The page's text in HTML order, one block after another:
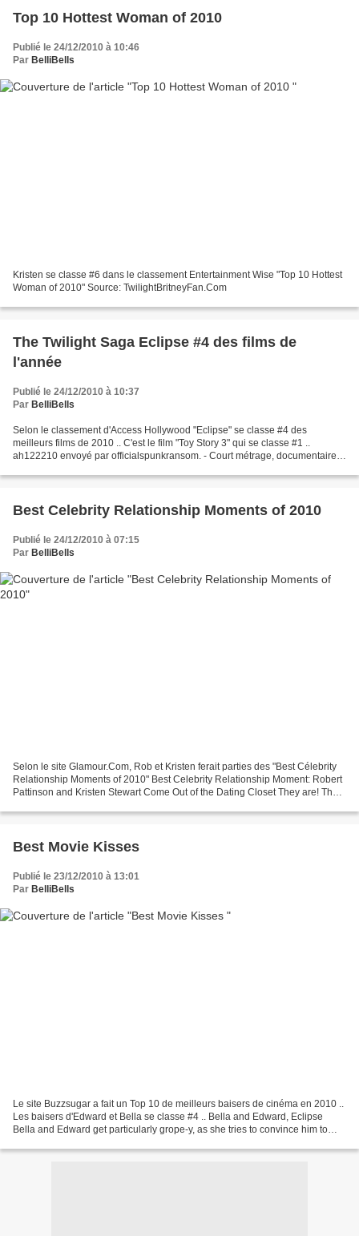
Top 10 Hottest Woman of 2010
Publié le 24/12/2010 à 10:46
Par BelliBells
Kristen se classe #6 dans le classement Entertainment Wise "Top 10 Hottest
Woman of 2010" Source: TwilightBritneyFan.Com
The Twilight Saga Eclipse #4 des films de
l'année
Publié le 24/12/2010 à 10:37
Par BelliBells
Selon le classement d'Access Hollywood "Eclipse" se classe #4 des
meilleurs films de 2010 .. C'est le film "Toy Story 3" qui se classe #1 ..
ah122210 envoyé par officialspunkransom. - Court métrage, documentaire
Best Celebrity Relationship Moments of 2010
Publié le 24/12/2010 à 07:15
Par BelliBells
Selon le site Glamour.Com, Rob et Kristen ferait parties des "Best Célebrity
Relationship Moments of 2010" Best Celebrity Relationship Moment: Robert
Pattinson and Kristen Stewart Come Out of the Dating Closet They are! They
Best Movie Kisses
Publié le 23/12/2010 à 13:01
Par BelliBells
Le site Buzzsugar a fait un Top 10 de meilleurs baisers de cinéma en 2010 ..
Les baisers d'Edward et Bella se classe #4 .. Bella and Edward, Eclipse
Bella and Edward get particularly grope-y, as she tries to convince him to